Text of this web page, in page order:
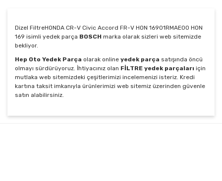
Dizel FiltreHONDA CR-V Civic Accord FR-V HON 16901RMAE00 HON
169 isimli yedek parça BOSCH marka olarak sizleri web sitemizde
bekliyor.
Hep Oto Yedek Parça olarak online yedek parça satışında öncü
olmayı sürdürüyoruz. İhtiyacınız olan FİLTRE yedek parçaları için
mutlaka web sitemizdeki çeşitlerimizi incelemenizi isteriz. Kredi
kartına taksit imkanıyla ürünlerimizi web sitemiz üzerinden güvenle
satın alabilirsiniz.